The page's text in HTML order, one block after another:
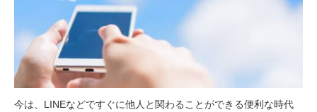
今は、LINEなどですぐに他人と関わることができる便利な時代